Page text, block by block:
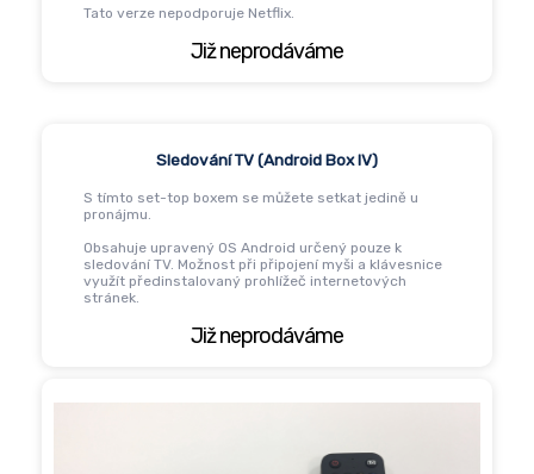
Tato verze nepodporuje Netflix.
Již neprodáváme
Sledování TV (Android Box IV)
S tímto set-top boxem se můžete setkat jedině u
pronájmu.
Obsahuje upravený OS Android určený pouze k
sledování TV. Možnost při připojení myši a klávesnice
využít předinstalovaný prohlížeč internetových
stránek.
Již neprodáváme